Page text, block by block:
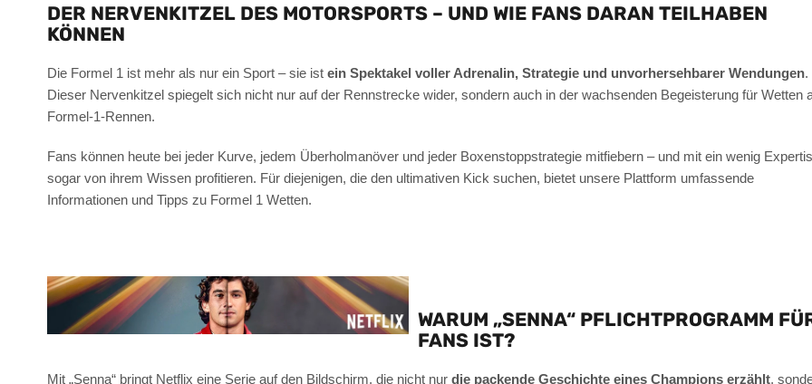
DER NERVENKITZEL DES MOTORSPORTS – UND WIE FANS DARAN TEILHABEN
KÖNNEN
Die Formel 1 ist mehr als nur ein Sport – sie ist ein Spektakel voller Adrenalin, Strategie und unvorhersehbarer Wendungen.
Dieser Nervenkitzel spiegelt sich nicht nur auf der Rennstrecke wider, sondern auch in der wachsenden Begeisterung für Wetten
Formel-1-Rennen.
Fans können heute bei jeder Kurve, jedem Überholmanöver und jeder Boxenstoppstrategie mitfiebern – und mit ein wenig
sogar von ihrem Wissen profitieren. Für diejenigen, die den ultimativen Kick suchen, bietet unsere Plattform umfassende
Informationen und Tipps zu Formel 1 Wetten.
WARUM „SENNA“ PFLICHTPROGRAMM
FANS IST?
Mit „Senna“ bringt Netflix eine Serie auf den Bildschirm, die nicht nur die packende Geschichte eines Champions erzählt,